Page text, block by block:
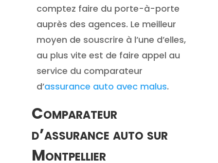
comptez faire du porte-à-porte
auprès des agences. Le meilleur
moyen de souscrire à l’une d’elles,
au plus vite est de faire appel au
service du comparateur
d’assurance auto avec malus.
Comparateur
d’assurance auto sur
Montpellier